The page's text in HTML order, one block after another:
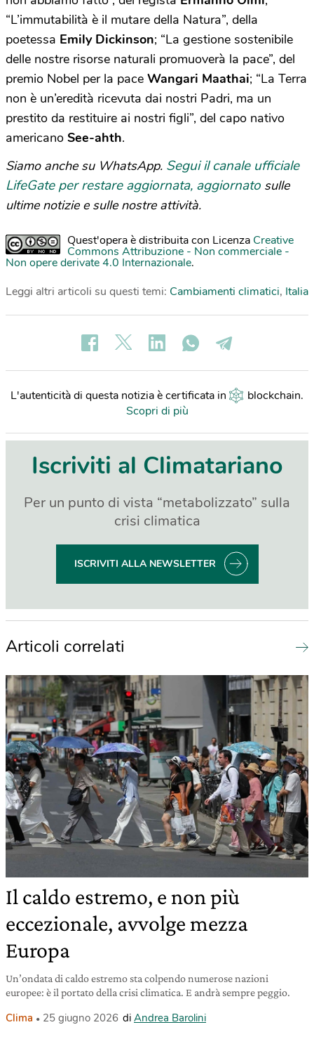
“L’immutabilità è il mutare della Natura”, della
poetessa Emily Dickinson; “La gestione sostenibile
delle nostre risorse naturali promuoverà la pace”, del
premio Nobel per la pace Wangari Maathai; “La Terra
non è un’eredità ricevuta dai nostri Padri, ma un
prestito da restituire ai nostri figli”, del capo nativo
americano See-ahth.
Siamo anche su WhatsApp. Segui il canale ufficiale
LifeGate per restare aggiornata, aggiornato sulle
ultime notizie e sulle nostre attività.
Quest'opera è distribuita con Licenza Creative
Commons Attribuzione - Non commerciale -
Non opere derivate 4.0 Internazionale.
Leggi altri articoli su questi temi: Cambiamenti climatici, Italia
L'autenticità di questa notizia è certificata in blockchain.
Scopri di più
Iscriviti al Climatariano
Per un punto di vista “metabolizzato” sulla
crisi climatica
ISCRIVITI ALLA NEWSLETTER
Articoli correlati
Il caldo estremo, e non più
eccezionale, avvolge mezza
Europa
Un’ondata di caldo estremo sta colpendo numerose nazioni
europee: è il portato della crisi climatica. E andrà sempre peggio.
Clima 25 giugno 2026 di Andrea Barolini